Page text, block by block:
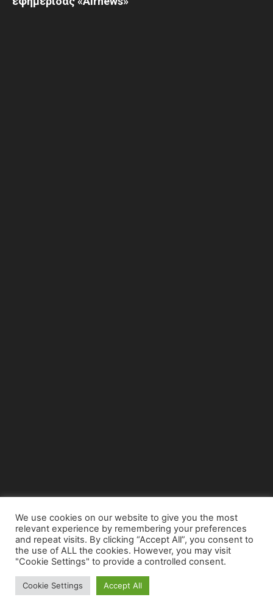
© Copyright 2015 - www.airnews.gr
We use cookies on our website to give you the most
relevant experience by remembering your preferences
and repeat visits. By clicking “Accept All”, you consent to
the use of ALL the cookies. However, you may visit
"Cookie Settings" to provide a controlled consent.
Cookie Settings Accept All